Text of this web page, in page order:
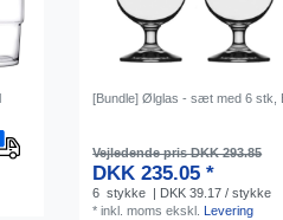
[Bundle] Ølglas - sæt med 6 stk,
Vejledende pris DKK 293.85
DKK 235.05 *
6 stykke | DKK 39.17 / stykke
*inkl. moms ekskl. Levering